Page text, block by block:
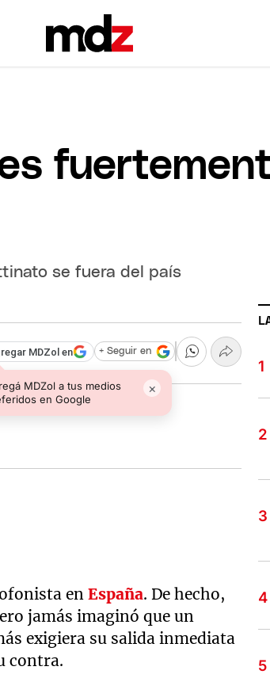
se fuera del país
MDZol en
MDZol a tus medios
en Google
×
+ Seguir en
enEspaña. De hecho,
jamás imaginó que un
exigiera su salida inmediata
contra.